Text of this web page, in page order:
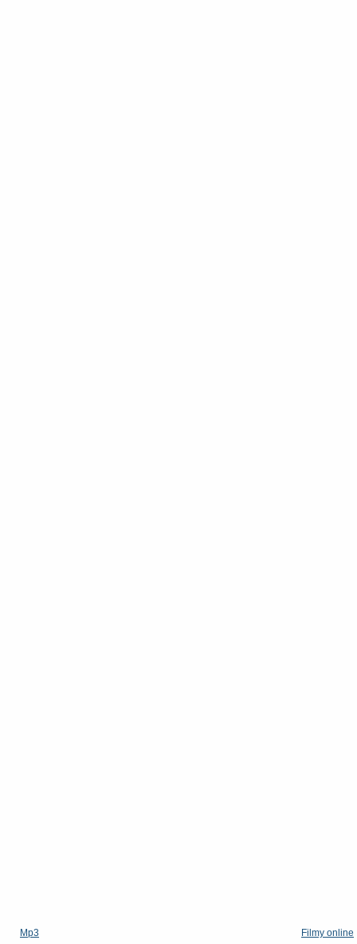
Mp3
Filmy online